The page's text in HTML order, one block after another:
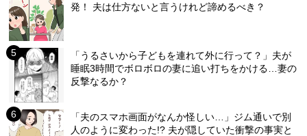
発！ 夫は仕方ないと言うけれど諦めるべき？
「うるさいから子どもを連れて外に行って？」夫が
睡眠3時間でボロボロの妻に追い打ちをかける…妻の
反撃なるか？
「夫のスマホ画面がなんか怪しい…」ジム通いで別
人のように変わった!? 夫が隠していた衝撃の事実と